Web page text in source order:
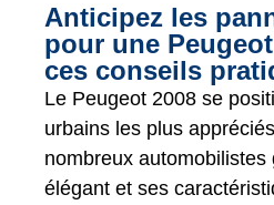
Anticipez les
pour une
ces conseils
Le Peugeot 2008 se
urbains les plus
nombreux automobilistes
élégant et ses